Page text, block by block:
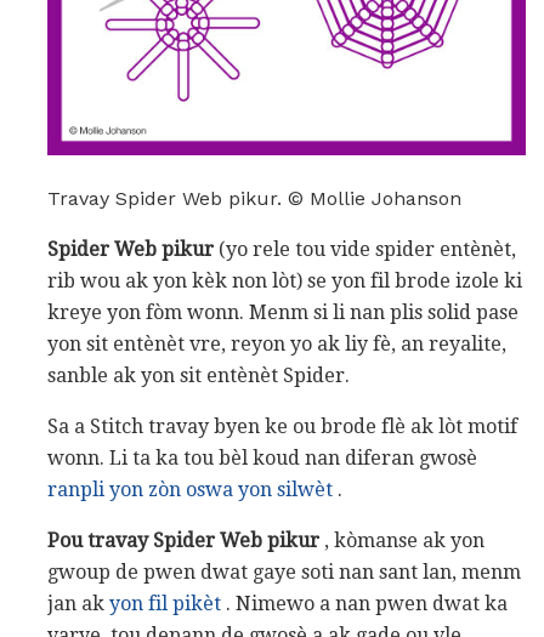
Travay Spider Web pikur. © Mollie Johanson
Spider Web pikur (yo rele tou vide spider entènèt,
rib wou ak yon kèk non lòt) se yon fil brode izole ki
kreye yon fòm wonn. Menm si li nan plis solid pase
yon sit entènèt vre, reyon yo ak liy fè, an reyalite,
sanble ak yon sit entènèt Spider.
Sa a Stitch travay byen ke ou brode flè ak lòt motif
wonn. Li ta ka tou bèl koud nan diferan gwosè
ranpli yon zòn oswa yon silwèt .
Pou travay Spider Web pikur , kòmanse ak yon
gwoup de pwen dwat gaye soti nan sant lan, menm
jan ak yon fil pikèt . Nimewo a nan pwen dwat ka